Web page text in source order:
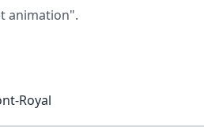
animation".
Royal